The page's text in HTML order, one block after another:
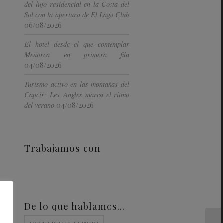
del lujo residencial en la Costa del
Sol con la apertura de El Lago Club
06/08/2026
El hotel desde el que contemplar
Menorca en primera fila
04/08/2026
Turismo activo en las montañas del
Capcir: Les Angles marca el ritmo
del verano 04/08/2026
Trabajamos con
De lo que hablamos…